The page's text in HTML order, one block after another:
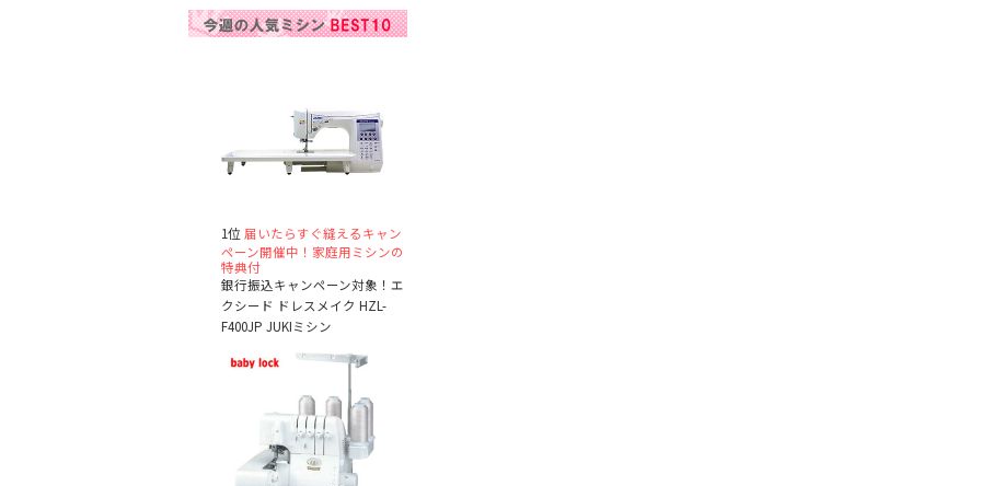
1位 届いたらすぐ縫えるキャン
ペーン開催中！家庭用ミシンの
特典付
銀行振込キャンペーン対象！エ
クシード ドレスメイク HZL-
F400JP JUKIミシン